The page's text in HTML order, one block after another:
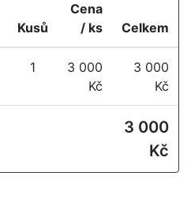
Kusů
Cena
/ ks
Celkem
1
3 000
Kč
3 000
Kč
3 000
Kč